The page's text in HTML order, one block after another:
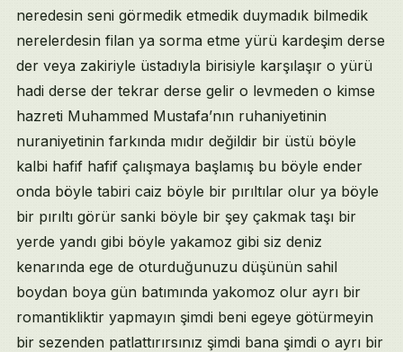
neredesin seni görmedik etmedik duymadık bilmedik
nerelerdesin filan ya sorma etme yürü kardeşim derse
der veya zakiriyle üstadıyla birisiyle karşılaşır o yürü
hadi derse der tekrar derse gelir o levmeden o kimse
hazreti Muhammed Mustafa’nın ruhaniyetinin
nuraniyetinin farkında mıdır değildir bir üstü böyle
kalbi hafif hafif çalışmaya başlamış bu böyle ender
onda böyle tabiri caiz böyle bir pırıltılar olur ya böyle
bir pırıltı görür sanki böyle bir şey çakmak taşı bir
yerde yandı gibi böyle yakamoz gibi siz deniz
kenarında ege de oturduğunuzu düşünün sahil
boydan boya gün batımında yakomoz olur ayrı bir
romantikliktir yapmayın şimdi beni egeye götürmeyin
bir sezenden patlattırırsınız şimdi bana şimdi o ayrı bir